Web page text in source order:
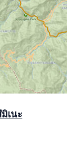
เนะ